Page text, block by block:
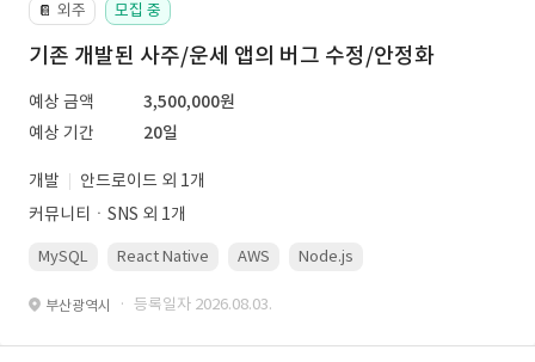
📔 외주 모집 중
기존 개발된 사주/운세 앱의 버그 수정/안정화
예상 금액
3,500,000원
예상 기간
20일
개발
안드로이드 외 1개
커뮤니티ㆍSNS 외 1개
MySQL React Native AWS Node.js
부산광역시 · 등록일자 2026.08.03.